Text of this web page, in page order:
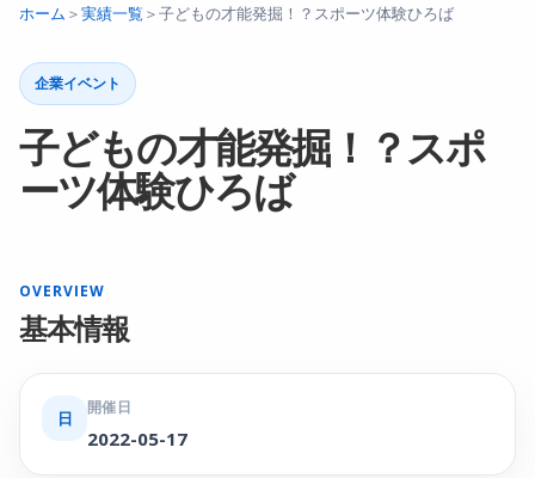
ホーム ＞実績一覧 ＞子どもの才能発掘！？スポーツ体験ひろば
企業イベント
子どもの才能発掘！？スポ
ーツ体験ひろば
OVERVIEW
基本情報
日
開催日
2022-05-17